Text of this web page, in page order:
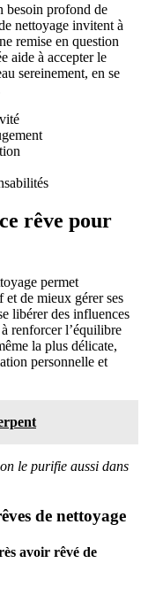
besoin profond de
nettoyage invitent à
remise en question
aide à accepter le
sereinement, en se
rêve pour
permet
et de mieux gérer ses
libérer des influences
renforcer l’équilibre
la plus délicate,
personnelle et
le purifie aussi dans
de nettoyage
avoir rêvé de